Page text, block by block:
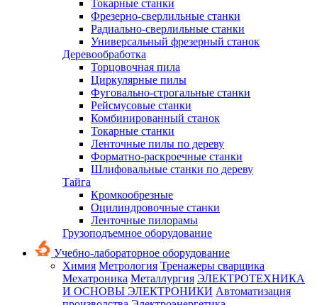
Токарные станки
Фрезерно-сверлильные станки
Радиально-сверлильные станки
Универсальный фрезерный станок
Деревообработка
Торцовочная пила
Циркулярные пилы
Фуговально-строгальные станки
Рейсмусовые станки
Комбинированный станок
Токарные станки
Ленточные пилы по дереву
Форматно-раскроечные станки
Шлифовальные станки по дереву
Тайга
Кромкообрезные
Оцилиндровочные станки
Ленточные пилорамы
Грузоподъемное оборудование
Учебно-лабораторное оборудование
Химия Метрология Тренажеры сварщика
Мехатроника Металлургия ЭЛЕКТРОТЕХНИКА
И ОСНОВЫ ЭЛЕКТРОНИКИ Автоматизация